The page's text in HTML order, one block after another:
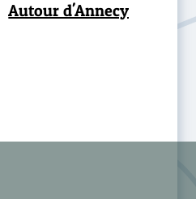
Autour d'Annecy